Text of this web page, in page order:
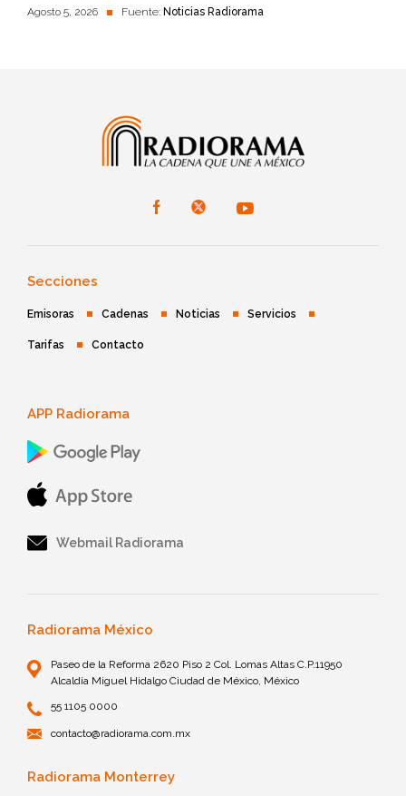
Agosto 5, 2026 Fuente: Noticias Radiorama
Secciones
Emisoras Cadenas Noticias Servicios
Tarifas Contacto
APP Radiorama
Webmail Radiorama
Radiorama México
Paseo de la Reforma 2620 Piso 2 Col. Lomas Altas C.P.11950
Alcaldía Miguel Hidalgo Ciudad de México, México
55 1105 0000
contacto@radiorama.com.mx
Radiorama Monterrey